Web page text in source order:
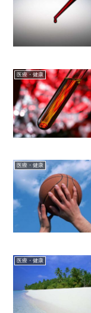
医療・健康
医療・健康
医療・健康